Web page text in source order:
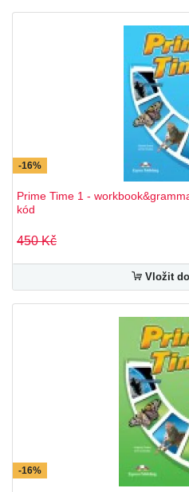
-16%
Prime Time 1 -
kód
450 Kč
Vložit
-16%